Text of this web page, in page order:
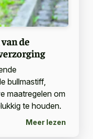
de
bullmastiff,
maatregelen om
te houden.
Meer lezen